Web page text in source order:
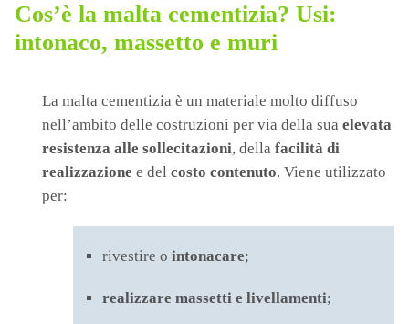
Cos’è la malta cementizia? Usi:
intonaco, massetto e muri
La malta cementizia è un materiale molto diffuso
nell’ambito delle costruzioni per via della sua elevata
resistenza alle sollecitazioni, della facilità di
realizzazione e del costo contenuto. Viene utilizzato
per:
rivestire o intonacare;
realizzare massetti e livellamenti;